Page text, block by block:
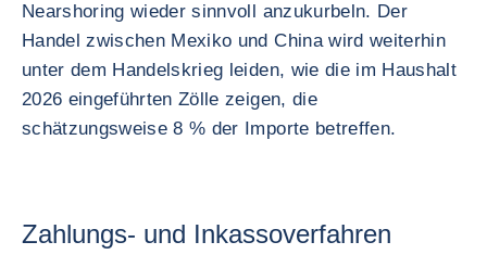
Nearshoring wieder sinnvoll anzukurbeln. Der
Handel zwischen Mexiko und China wird weiterhin
unter dem Handelskrieg leiden, wie die im Haushalt
2026 eingeführten Zölle zeigen, die
schätzungsweise 8 % der Importe betreffen.
Zahlungs- und Inkassoverfahren